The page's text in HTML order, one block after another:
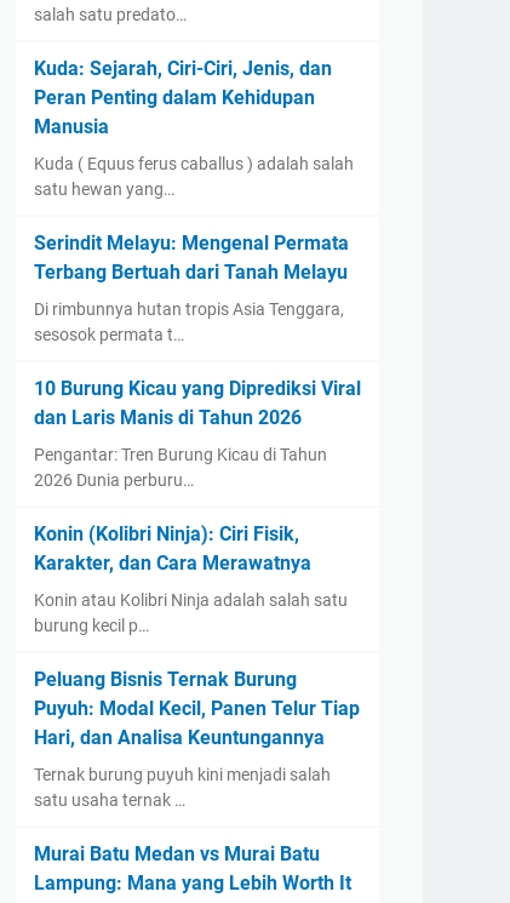
salah satu predato…
Kuda: Sejarah, Ciri-Ciri, Jenis, dan
Peran Penting dalam Kehidupan
Manusia
Kuda ( Equus ferus caballus ) adalah salah
satu hewan yang…
Serindit Melayu: Mengenal Permata
Terbang Bertuah dari Tanah Melayu
Di rimbunnya hutan tropis Asia Tenggara,
sesosok permata t…
10 Burung Kicau yang Diprediksi Viral
dan Laris Manis di Tahun 2026
Pengantar: Tren Burung Kicau di Tahun
2026 Dunia perburu…
Konin (Kolibri Ninja): Ciri Fisik,
Karakter, dan Cara Merawatnya
Konin atau Kolibri Ninja adalah salah satu
burung kecil p…
Peluang Bisnis Ternak Burung
Puyuh: Modal Kecil, Panen Telur Tiap
Hari, dan Analisa Keuntungannya
Ternak burung puyuh kini menjadi salah
satu usaha ternak …
Murai Batu Medan vs Murai Batu
Lampung: Mana yang Lebih Worth It